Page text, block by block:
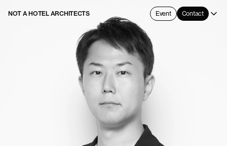
NOT A HOTEL ARCHITECTS Event Contact